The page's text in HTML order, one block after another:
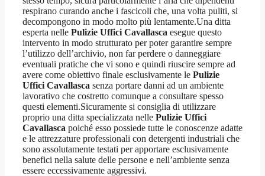
respirano curando anche i fascicoli che, una volta puliti, si
decompongono in modo molto più lentamente.Una ditta
esperta nelle Pulizie Uffici Cavallasca esegue questo
intervento in modo strutturato per poter garantire sempre
l’utilizzo dell’archivio, non far perdere o danneggiare
eventuali pratiche che vi sono e quindi riuscire sempre ad
avere come obiettivo finale esclusivamente le Pulizie
Uffici Cavallasca senza portare danni ad un ambiente
lavorativo che costretto comunque a consultare spesso
questi elementi.Sicuramente si consiglia di utilizzare
proprio una ditta specializzata nelle Pulizie Uffici
Cavallasca poiché esso possiede tutte le conoscenze adatte
e le attrezzature professionali con detergenti industriali che
sono assolutamente testati per apportare esclusivamente
benefici nella salute delle persone e nell’ambiente senza
essere eccessivamente aggressivi.